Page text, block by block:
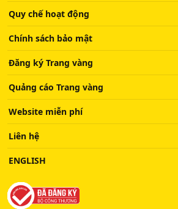
Quy chế hoạt động
Chính sách bảo mật
Đăng ký Trang vàng
Quảng cáo Trang vàng
Website miễn phí
Liên hệ
ENGLISH